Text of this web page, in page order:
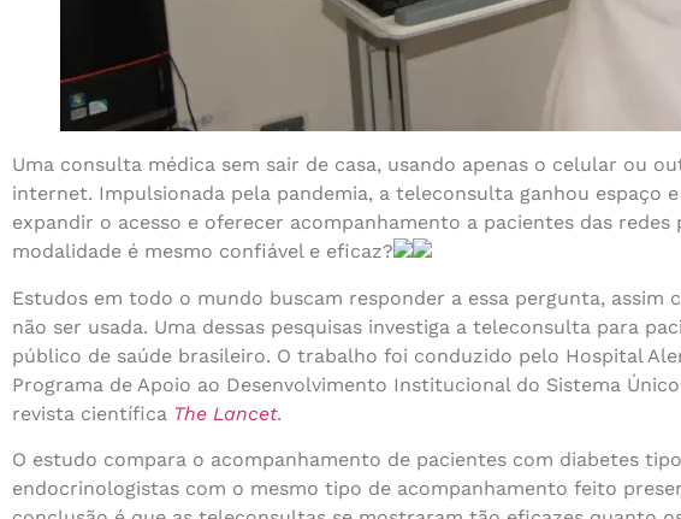
Uma consulta médica sem sair de casa, usando apenas o celular ou
internet. Impulsionada pela pandemia, a teleconsulta ganhou espaço
expandir o acesso e oferecer acompanhamento a pacientes das redes
modalidade é mesmo confiável e eficaz?
Estudos em todo o mundo buscam responder a essa pergunta, assim
não ser usada. Uma dessas pesquisas investiga a teleconsulta para
público de saúde brasileiro. O trabalho foi conduzido pelo Hospital
Programa de Apoio ao Desenvolvimento Institucional do Sistema
revista científica The Lancet.
O estudo compara o acompanhamento de pacientes com diabetes
endocrinologistas com o mesmo tipo de acompanhamento feito